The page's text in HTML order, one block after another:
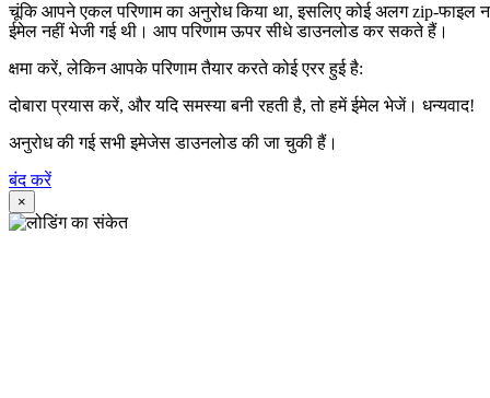
चूंकि आपने एकल परिणाम का अनुरोध किया था, इसलिए कोई अलग zip-फाइल
ईमेल नहीं भेजी गई थी। आप परिणाम ऊपर सीधे डाउनलोड कर सकते हैं।
क्षमा करें, लेकिन आपके परिणाम तैयार करते कोई एरर हुई है:
दोबारा प्रयास करें, और यदि समस्या बनी रहती है, तो हमें ईमेल भेजें। धन्यवाद!
अनुरोध की गई सभी इमेजेस डाउनलोड की जा चुकी हैं।
बंद करें
×